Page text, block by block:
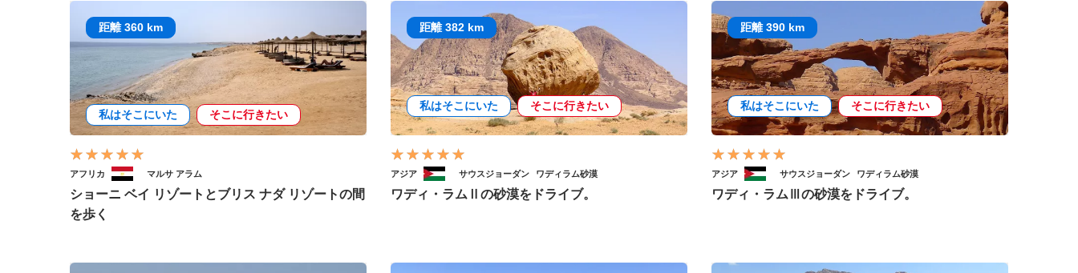
距離 360 km
私はそこにいた そこに行きたい
アフリカ マルサ アラム
ショーニ ベイ リゾートとブリス ナダ リゾートの間
を歩く
距離 382 km
私はそこにいた そこに行きたい
アジア サウスジョーダン ワディラム砂漠
ワディ・ラムⅡの砂漠をドライブ。
距離 390 km
私はそこにいた そこに行きたい
アジア サウスジョーダン ワディラム砂漠
ワディ・ラムⅢの砂漠をドライブ。